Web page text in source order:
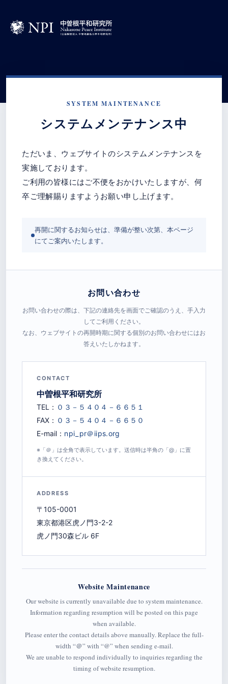
SYSTEM MAINTENANCE
システムメンテナンス中
ただいま、ウェブサイトのシステムメンテナンスを
実施しております。
ご利用の皆様にはご不便をおかけいたしますが、何
卒ご理解賜りますようお願い申し上げます。
再開に関するお知らせは、準備が整い次第、本ページ
にてご案内いたします。
お問い合わせ
お問い合わせの際は、下記の連絡先を画面でご確認のうえ、手入力
してご利用ください。
なお、ウェブサイトの再開時期に関する個別のお問い合わせにはお
答えいたしかねます。
CONTACT
中曽根平和研究所
TEL：
FAX：
E-mail：
※「＠」は全角で表示しています。送信時は半角の「@」に置
き換えてください。
ADDRESS
〒105-0001
東京都港区虎ノ門3-2-2
虎ノ門30森ビル 6F
Website Maintenance
Our website is currently unavailable due to system maintenance.
Information regarding resumption will be posted on this page
when available.
Please enter the contact details above manually. Replace the full-
width “＠” with “@” when sending e-mail.
We are unable to respond individually to inquiries regarding the
timing of website resumption.